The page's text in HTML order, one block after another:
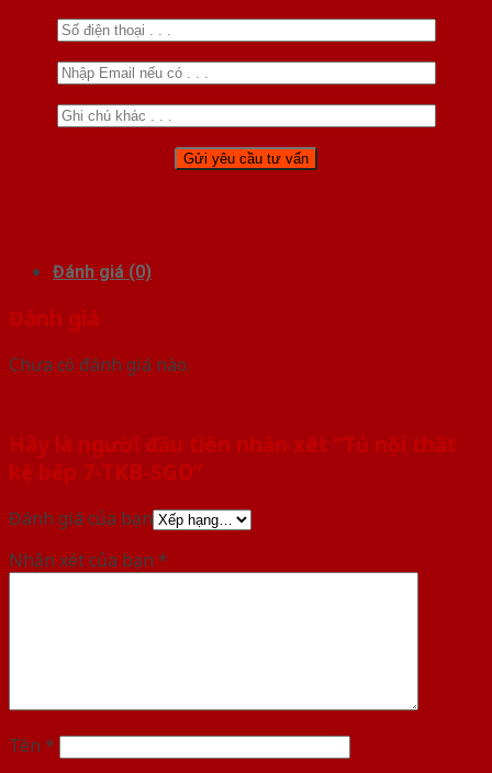
Đánh giá (0)
Đánh giá
Chưa có đánh giá nào.
Hãy là người đầu tiên nhận xét “Tủ nội thất
kệ bếp 7-TKB-SGD”
Đánh giá của bạn
Nhận xét của bạn *
Tên *